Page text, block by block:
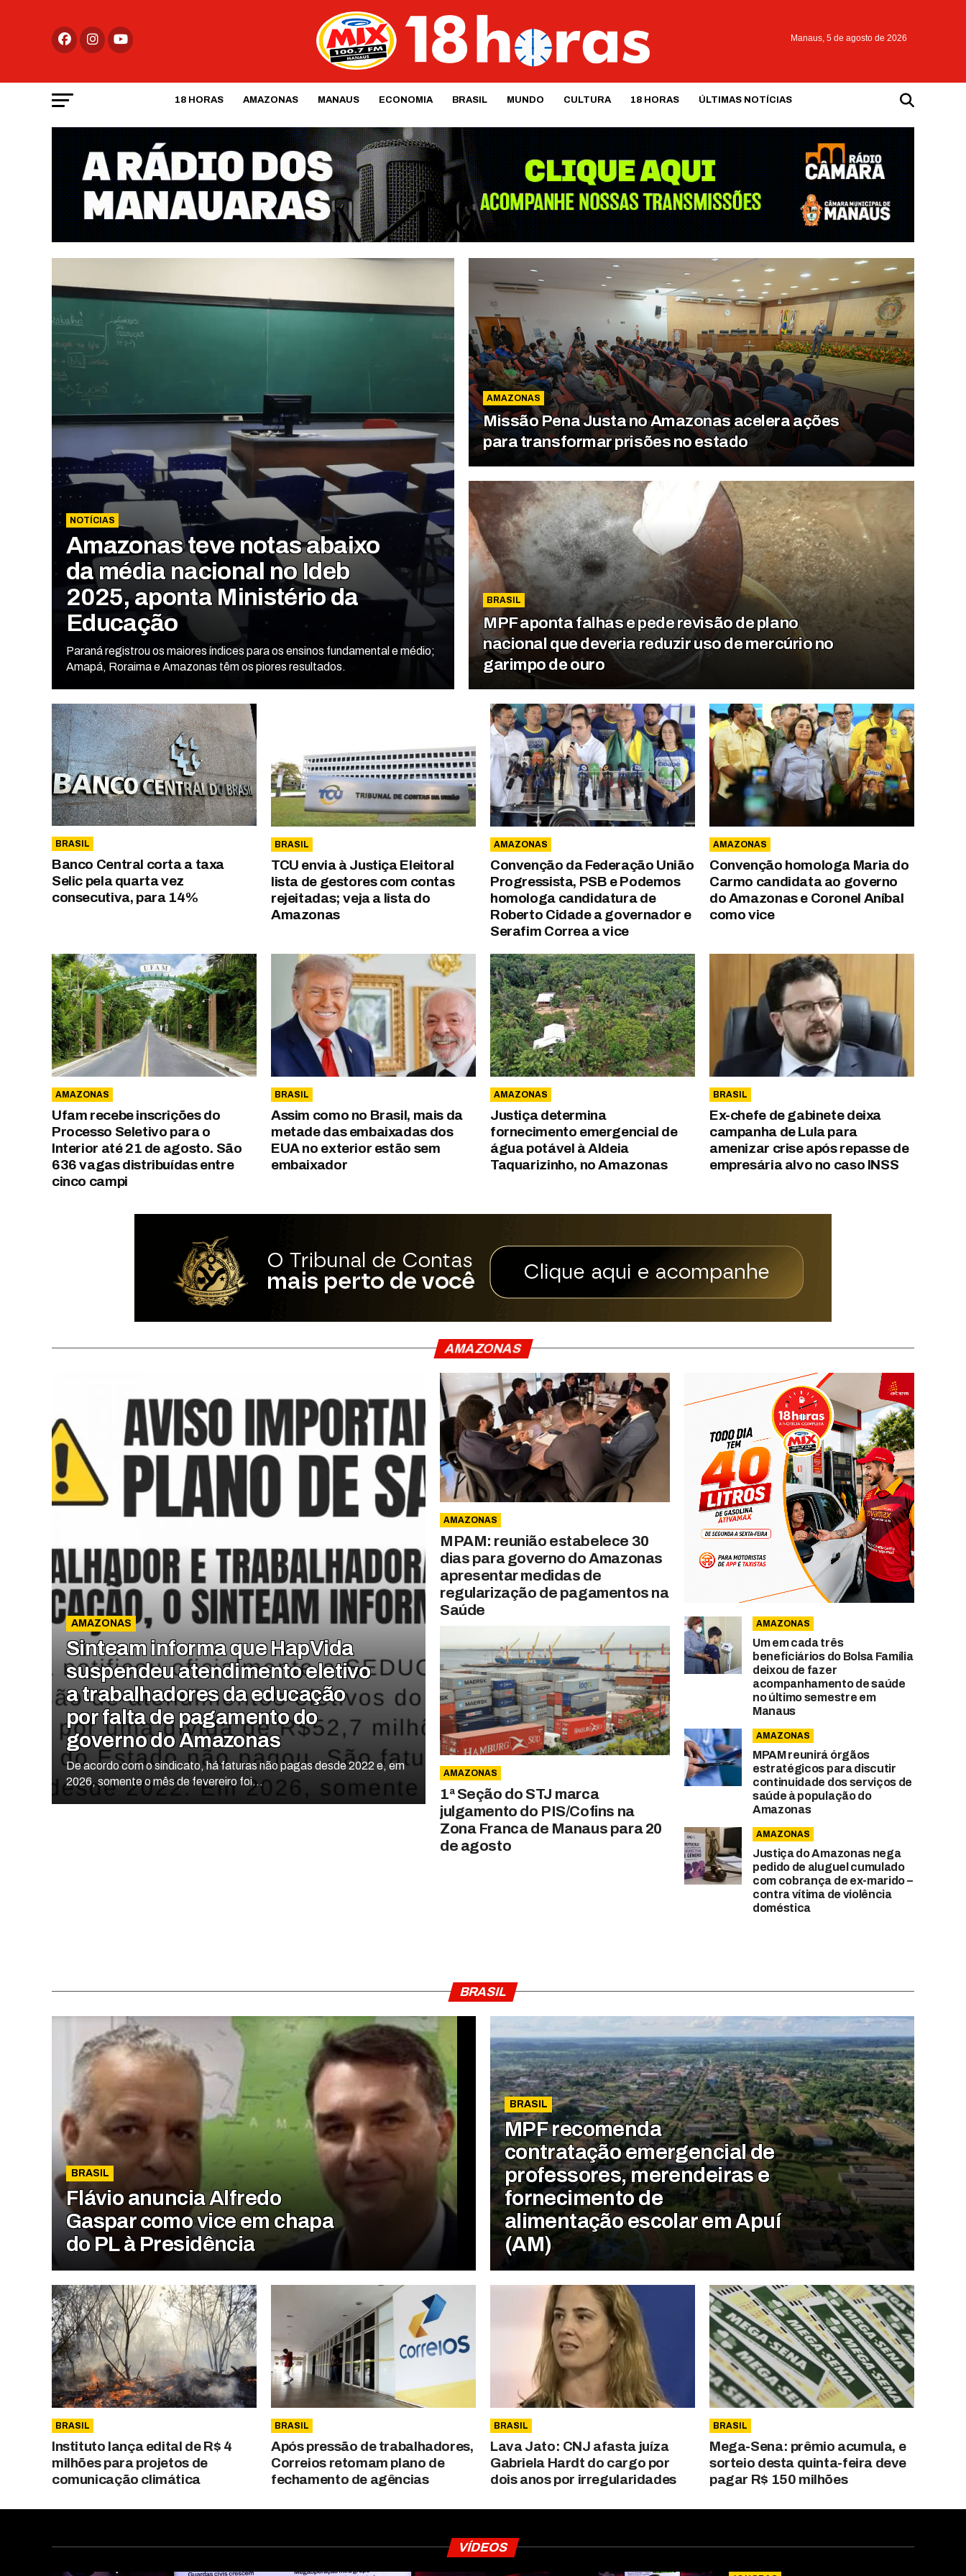
Manaus, 5 de agosto de 2026
18 HORAS AMAZONAS MANAUS ECONOMIA BRASIL MUNDO CULTURA 18 HORAS ÚLTIMAS NOTÍCIAS
NOTÍCIAS
Amazonas teve notas abaixo
da média nacional no Ideb
2025, aponta Ministério da
Educação
Paraná registrou os maiores índices para os ensinos fundamental e médio;
Amapá, Roraima e Amazonas têm os piores resultados.
AMAZONAS
Missão Pena Justa no Amazonas acelera ações
para transformar prisões no estado
BRASIL
MPF aponta falhas e pede revisão de plano
nacional que deveria reduzir uso de mercúrio no
garimpo de ouro
BRASIL
Banco Central corta a taxa
Selic pela quarta vez
consecutiva, para 14%
BRASIL
TCU envia à Justiça Eleitoral
lista de gestores com contas
rejeitadas; veja a lista do
Amazonas
AMAZONAS
Convenção da Federação União
Progressista, PSB e Podemos
homologa candidatura de
Roberto Cidade a governador e
Serafim Correa a vice
AMAZONAS
Convenção homologa Maria do
Carmo candidata ao governo
do Amazonas e Coronel Aníbal
como vice
AMAZONAS
Ufam recebe inscrições do
Processo Seletivo para o
Interior até 21 de agosto. São
636 vagas distribuídas entre
cinco campi
BRASIL
Assim como no Brasil, mais da
metade das embaixadas dos
EUA no exterior estão sem
embaixador
AMAZONAS
Justiça determina
fornecimento emergencial de
água potável à Aldeia
Taquarizinho, no Amazonas
BRASIL
Ex-chefe de gabinete deixa
campanha de Lula para
amenizar crise após repasse de
empresária alvo no caso INSS
AMAZONAS
AMAZONAS
Sinteam informa que HapVida
suspendeu atendimento eletivo
a trabalhadores da educação
por falta de pagamento do
governo do Amazonas
De acordo com o sindicato, há faturas não pagas desde 2022 e, em
2026, somente o mês de fevereiro foi...
AMAZONAS
MPAM: reunião estabelece 30
dias para governo do Amazonas
apresentar medidas de
regularização de pagamentos na
Saúde
AMAZONAS
1ª Seção do STJ marca
julgamento do PIS/Cofins na
Zona Franca de Manaus para 20
de agosto
AMAZONAS
Um em cada três
beneficiários do Bolsa Família
deixou de fazer
acompanhamento de saúde
no último semestre em
Manaus
AMAZONAS
MPAM reunirá órgãos
estratégicos para discutir
continuidade dos serviços de
saúde à população do
Amazonas
AMAZONAS
Justiça do Amazonas nega
pedido de aluguel cumulado
com cobrança de ex-marido –
contra vítima de violência
doméstica
BRASIL
BRASIL
Flávio anuncia Alfredo
Gaspar como vice em chapa
do PL à Presidência
BRASIL
MPF recomenda
contratação emergencial de
professores, merendeiras e
fornecimento de
alimentação escolar em Apuí
(AM)
BRASIL
Instituto lança edital de R$ 4
milhões para projetos de
comunicação climática
BRASIL
Após pressão de trabalhadores,
Correios retomam plano de
fechamento de agências
BRASIL
Lava Jato: CNJ afasta juíza
Gabriela Hardt do cargo por
dois anos por irregularidades
BRASIL
Mega-Sena: prêmio acumula, e
sorteio desta quinta-feira deve
pagar R$ 150 milhões
VÍDEOS